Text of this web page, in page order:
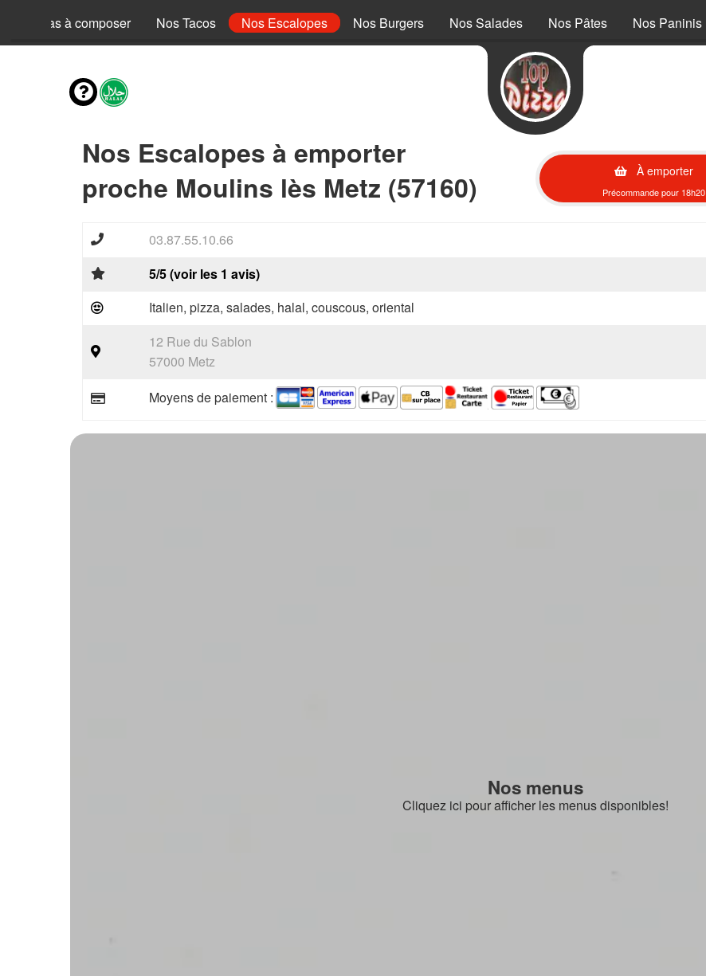
Pizzas à composer Nos Tacos Nos Escalopes Nos Burgers Nos Salades Nos Pâtes Nos Paninis
Nos Escalopes à emporter
proche Moulins lès Metz (57160)
À emporter
Précommande pour 18h20
03.87.55.10.66
5/5 (voir les 1 avis)
Italien, pizza, salades, halal, couscous, oriental
12 Rue du Sablon
57000 Metz
Moyens de paiement :
Nos menus
Cliquez ici pour afficher les menus disponibles!